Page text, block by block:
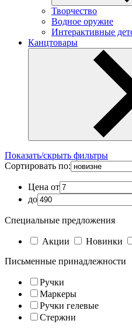
Творчество
Водное оружие
Интерактивные
Канцтовары
Показать/скрыть фильтры
Сортировать по:
Цена от
до
Специальные предложения
Акции Новинки
Письменные принадлежности
Ручки
Маркеры
Ручки гелевые
Стержни